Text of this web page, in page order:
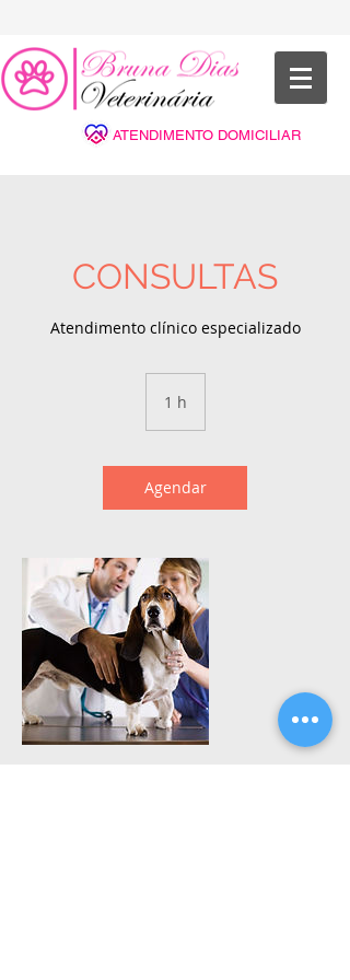
ATENDIMENTO DOMICILIAR
CONSULTAS
Atendimento clínico especializado
1 h
Agendar